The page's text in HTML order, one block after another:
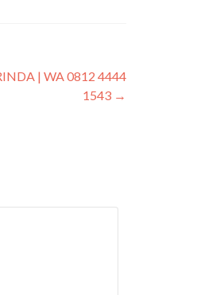
| WA 0812 4444
1543 →